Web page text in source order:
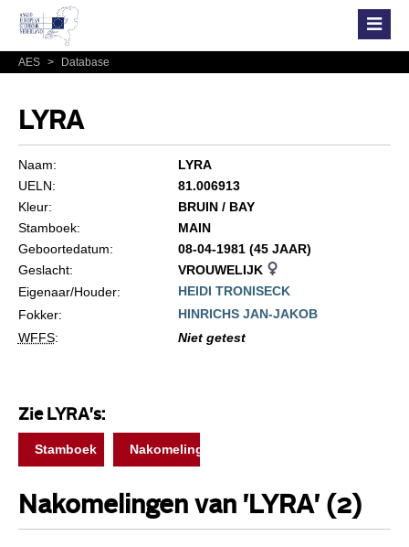
AES > Database
LYRA
Naam:
LYRA
UELN:
81.006913
Kleur:
BRUIN / BAY
Stamboek:
MAIN
Geboortedatum:
08-04-1981 (45 JAAR)
Geslacht:
VROUWELIJK
Eigenaar/Houder:
HEIDI TRONISECK
Fokker:
HINRICHS JAN-JAKOB
WFFS: Niet getest
Zie LYRA's:
Stamboek Nakomelingen
Nakomelingen van 'LYRA' (2)